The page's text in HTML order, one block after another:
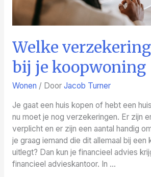
Welke
bij je koopwoning
Wonen / Door Jacob Turner
Je gaat een huis kopen of hebt een
nu moet je nog verzekeringen. Er zijn
verplicht en er zijn een aantal handig
je graag iemand die dit allemaal bij een
uitlegt? Dan kun je financieel advies
financieel advieskantoor. In …